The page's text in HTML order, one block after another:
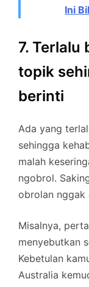
Ini
7. Terlalu
topik
berinti
Ada yang
sehingga
malah
ngobrol.
obrolan nggak
Misalnya,
menyebutkan
Kebetulan
Australia